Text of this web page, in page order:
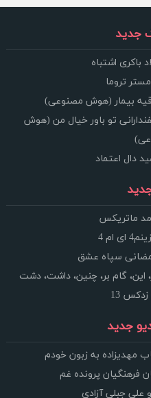
جدید
باکری اشتباه
تروما
بیمار (هوش مصنوعی)
تو باور خیال من (هوش
دال اعتماد
ماتریکس
ام 4
سپاه عشق
این، گام بر، چنین، داشت، دشت
13
جدید
مهدیزاده به زبون خودم
فرهنگیان پرونده غم
علی جبلی آزادی